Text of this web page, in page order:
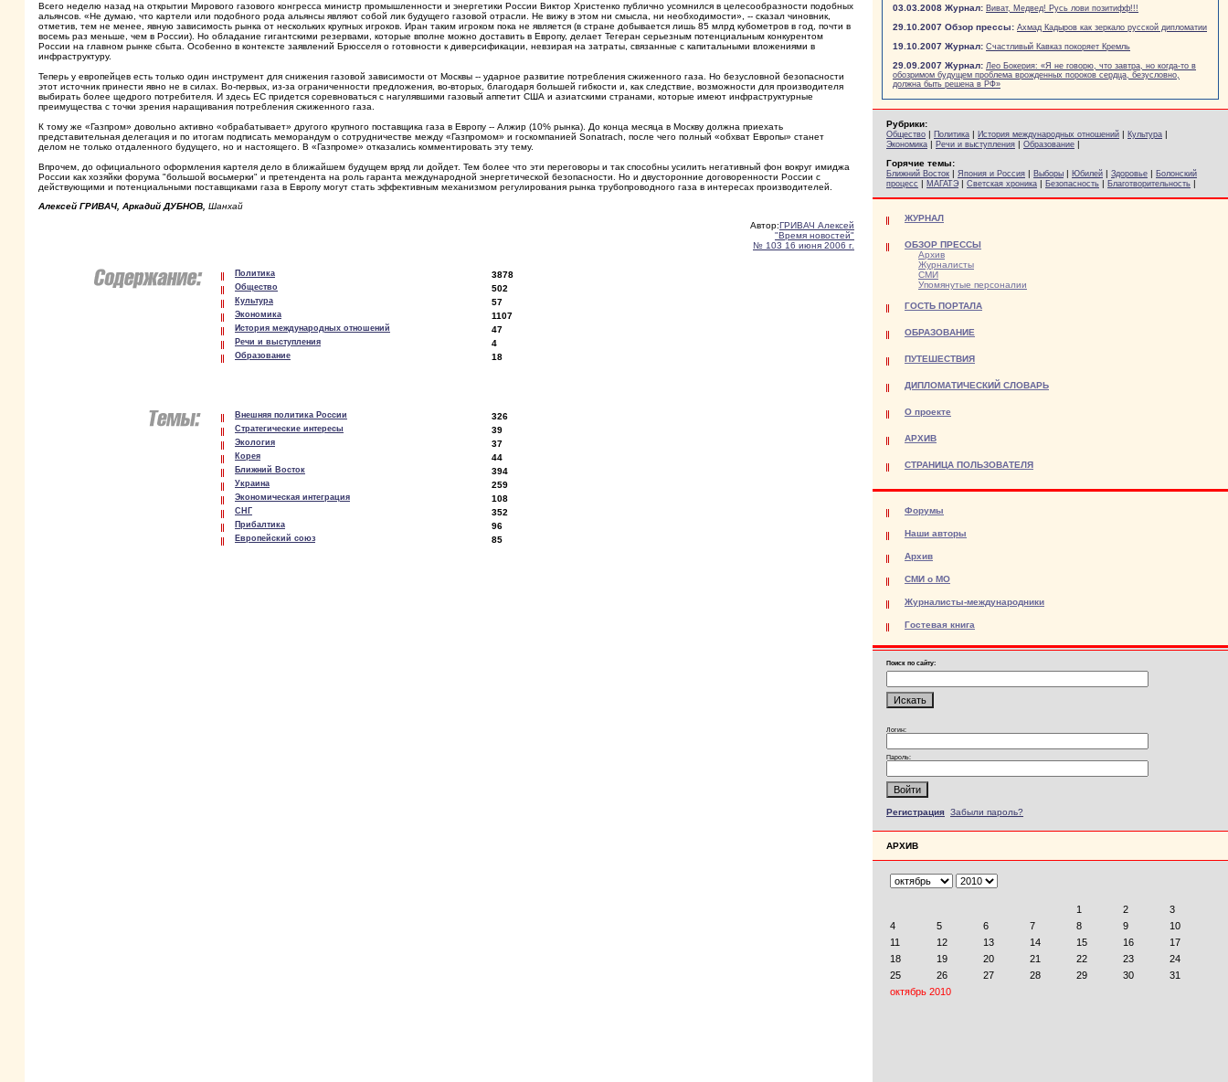
Всего неделю назад на открытии Мирового газового конгресса министр промышленности и энергетики России Виктор Христенко публично усомнился в целесообразности подобных
альянсов. «Не думаю, что картели или подобного рода альянсы являют собой лик будущего газовой отрасли. Не вижу в этом ни смысла, ни необходимости», -- сказал чиновник,
отметив, тем не менее, явную зависимость рынка от нескольких крупных игроков. Иран таким игроком пока не является (в стране добывается лишь 85 млрд кубометров в год, почти в
восемь раз меньше, чем в России). Но обладание гигантскими резервами, которые вполне можно доставить в Европу, делает Тегеран серьезным потенциальным конкурентом
России на главном рынке сбыта. Особенно в контексте заявлений Брюсселя о готовности к диверсификации, невзирая на затраты, связанные с капитальными вложениями в
инфраструктуру.
Теперь у европейцев есть только один инструмент для снижения газовой зависимости от Москвы -- ударное развитие потребления сжиженного газа. Но безусловной безопасности
этот источник принести явно не в силах. Во-первых, из-за ограниченности предложения, во-вторых, благодаря большей гибкости и, как следствие, возможности для производителя
выбирать более щедрого потребителя. И здесь ЕС придется соревноваться с нагулявшими газовый аппетит США и азиатскими странами, которые имеют инфраструктурные
преимущества с точки зрения наращивания потребления сжиженного газа.
К тому же «Газпром» довольно активно «обрабатывает» другого крупного поставщика газа в Европу -- Алжир (10% рынка). До конца месяца в Москву должна приехать
представительная делегация и по итогам подписать меморандум о сотрудничестве между «Газпромом» и госкомпанией Sonatrach, после чего полный «обхват Европы» станет
делом не только отдаленного будущего, но и настоящего. В «Газпроме» отказались комментировать эту тему.
Впрочем, до официального оформления картеля дело в ближайшем будущем вряд ли дойдет. Тем более что эти переговоры и так способны усилить негативный фон вокруг имиджа
России как хозяйки форума "большой восьмерки" и претендента на роль гаранта международной энергетической безопасности. Но и двусторонние договоренности России с
действующими и потенциальными поставщиками газа в Европу могут стать эффективным механизмом регулирования рынка трубопроводного газа в интересах производителей.
Алексей ГРИВАЧ, Аркадий ДУБНОВ, Шанхай
Автор:ГРИВАЧ Алексей
"Время новостей"
№ 103 16 июня 2006 г.
Политика 3878
Общество 502
Культура 57
Экономика 1107
История международных отношений 47
Речи и выступления 4
Образование 18
Внешняя политика России 326
Стратегические интересы 39
Экология 37
Корея 44
Ближний Восток 394
Украина 259
Экономическая интеграция 108
СНГ 352
Прибалтика 96
Европейский союз 85
03.03.2008 Журнал: Виват, Медвед! Русь лови позитифф!!!
29.10.2007 Обзор прессы: Ахмад Кадыров как зеркало русской дипломатии
19.10.2007 Журнал: Счастливый Кавказ покоряет Кремль
29.09.2007 Журнал: Лео Бокерия: «Я не говорю, что завтра, но когда-то в
обозримом будущем проблема врожденных пороков сердца, безусловно,
должна быть решена в РФ»
Рубрики:
Общество | Политика | История международных отношений | Культура |
Экономика | Речи и выступления | Образование |
Горячие темы:
Ближний Восток | Япония и Россия | Выборы | Юбилей | Здоровье | Болонский
процесс | МАГАТЭ | Светская хроника | Безопасность | Благотворительность |
ЖУРНАЛ
ОБЗОР ПРЕССЫ
Архив
Журналисты
СМИ
Упомянутые персоналии
ГОСТЬ ПОРТАЛА
ОБРАЗОВАНИЕ
ПУТЕШЕСТВИЯ
ДИПЛОМАТИЧЕСКИЙ СЛОВАРЬ
О проекте
АРХИВ
СТРАНИЦА ПОЛЬЗОВАТЕЛЯ
Форумы
Наши авторы
Архив
СМИ о МО
Журналисты-международники
Гостевая книга
Поиск по сайту:
Логин:
Пароль:
Регистрация Забыли пароль?
АРХИВ